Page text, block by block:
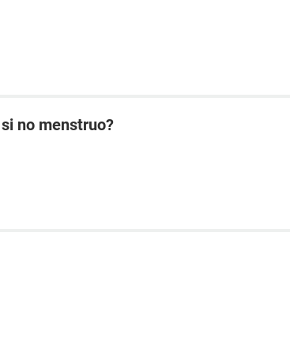
no menstruo?